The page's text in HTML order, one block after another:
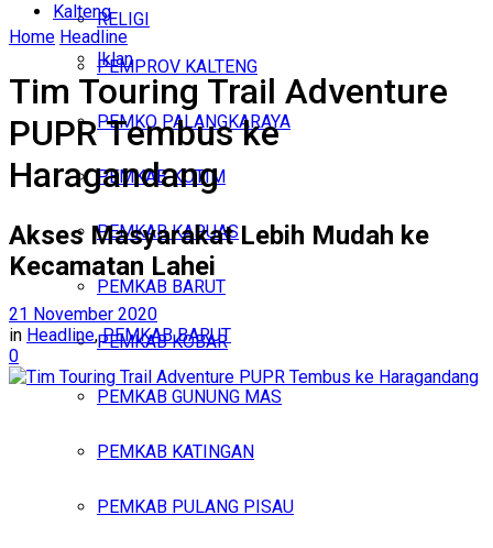
RELIGI
Iklan
Minggu, Agustus 9, 2026
Kalteng
PEMPROV KALTENG
PEMKO PALANGKARAYA
PEMKAB KOTIM
PEMKAB KAPUAS
PEMKAB BARUT
PEMKAB KOBAR
PEMKAB GUNUNG MAS
PEMKAB KATINGAN
PEMKAB PULANG PISAU
Home Headline
Tim Touring Trail Adventure
PUPR Tembus ke
Haragandang
Akses Masyarakat Lebih Mudah ke
Kecamatan Lahei
21 November 2020
in Headline,PEMKAB BARUT
0